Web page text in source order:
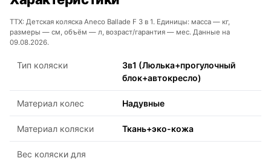
ТТХ: Детская коляска Aneco Ballade F 3 в 1. Единицы: масса — кг,
размеры — см, объём — л, возраст/гарантия — мес. Данные на
09.08.2026.
Тип коляски
3в1 (Люлька+прогулочный
блок+автокресло)
Материал колес Надувные
Материал коляски Ткань+эко-кожа
Вес коляски для